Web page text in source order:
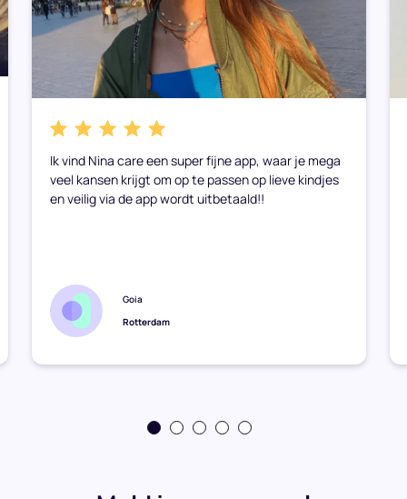
Ik vind Nina care een super fijne app, waar je mega
veel kansen krijgt om op te passen op lieve kindjes
en veilig via de app wordt uitbetaald!!
Goia
Rotterdam